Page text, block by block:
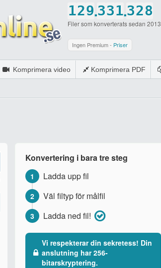
1
2
3
4
5
6
0
2
3
4
5
6
7
9
0
.3
4
5
6
7
8
3
4
5
6
7
8
1
2
3
4
5
6
0
.3
4
5
6
7
8
2
3
5
6
7
8
9
Filer som konverterats sedan 2013
Ingen Premium - Priser
Komprimera video Komprimera PDF
Konvertering i bara tre steg
1 Ladda upp fil
2 Väl filtyp för målfil
3 Ladda ned fil!
Vi respekterar din sekretess! Din
anslutning har 256-
bitarskryptering.